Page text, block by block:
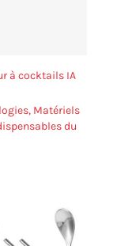
à cocktails IA
, Matériels
du